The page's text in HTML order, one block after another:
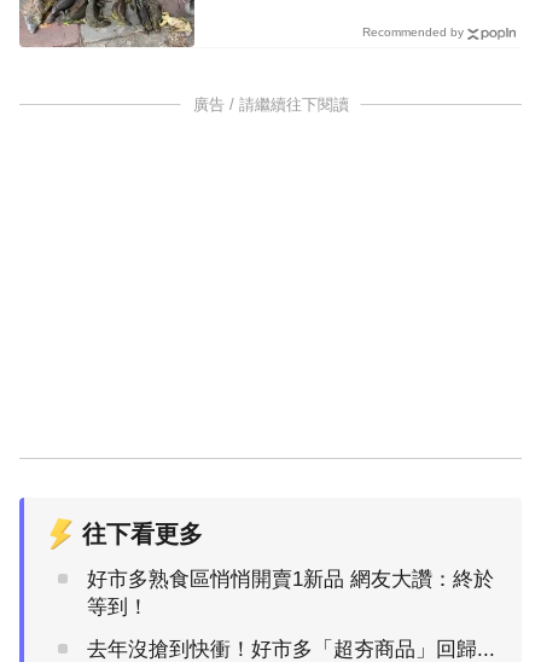
Recommended by
廣告 / 請繼續往下閱讀
往下看更多
好市多熟食區悄悄開賣1新品 網友大讚：終於
等到！
去年沒搶到快衝！好市多「超夯商品」回歸...